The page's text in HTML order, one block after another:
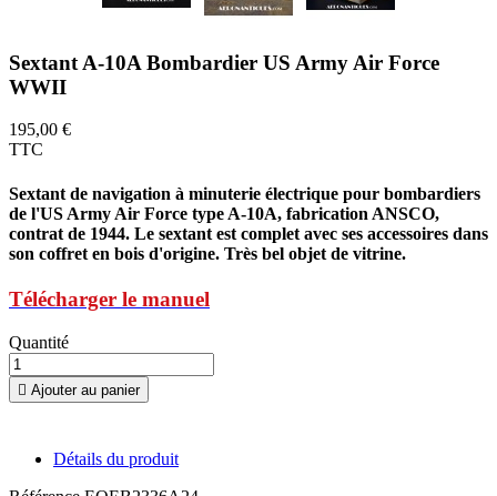
Sextant A-10A Bombardier US Army Air Force
WWII
195,00 €
TTC
Sextant de navigation à minuterie électrique pour bombardiers
de l'US Army Air Force type A-10A, fabrication ANSCO,
contrat de 1944. Le sextant est complet avec ses accessoires dans
son coffret en bois d'origine. Très bel objet de vitrine.
Télécharger le manuel
Quantité
 Ajouter au panier
Détails du produit